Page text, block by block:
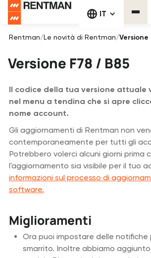
IT
Rentman/Le novità di Rentman/Versione
Versione F78 / B85
Il codice della tua versione attuale
nel menu a tendina che si apre
nome account.
Gli aggiornamenti di Rentman non
contemporaneamente per tutti gli
Potrebbero volerci alcuni giorni prima
l'aggiornamento sia visibile per il tuo
informazioni sul processo di
software.
Miglioramenti
Ora puoi impostare delle notifiche
smarrito. Inoltre abbiamo